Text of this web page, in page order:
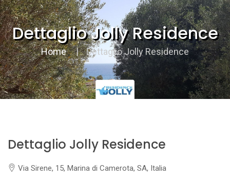
Dettaglio Jolly Residence
Home Dettaglio Jolly Residence
Dettaglio Jolly Residence
Via Sirene, 15, Marina di Camerota, SA, Italia